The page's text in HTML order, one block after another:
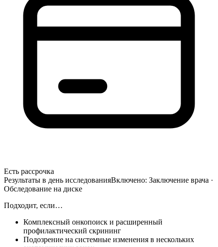
Есть рассрочка
Результаты в день исследованияВключено: Заключение врача ·
Обследование на диске
Подходит, если…
Комплексный онкопоиск и расширенный
профилактический скрининг
Подозрение на системные изменения в нескольких